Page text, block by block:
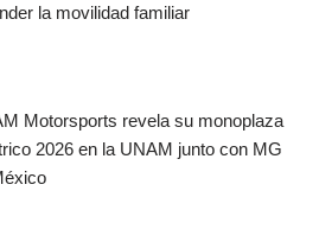
la movilidad familiar
Motorsports revela su monoplaza
2026 en la UNAM junto con MG